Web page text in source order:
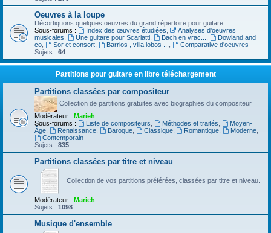
Oeuvres à la loupe
Décortiquons quelques oeuvres du grand répertoire pour guitare
Sous-forums :
Index des œuvres étudiées
Analyses d'oeuvres
musicales
Une guitare pour Scarlatti, Bach en vrac...
Dowland and
co
Sor et consort, Barrios , villa lobos ...
Comparative d'oeuvres
Sujets : 64
Partitions pour guitare en libre téléchargement
Partitions classées par compositeur
Collection de partitions gratuites avec biographies du compositeur
Modérateur : Marieh
Sous-forums :
Liste de compositeurs Méthodes et traités
Moyen-
Âge
Renaissance, Baroque, Classique, Romantique Moderne
Contemporain
Sujets : 835
Partitions classées par titre et niveau
Collection de vos partitions préférées, classées par titre et niveau.
Modérateur : Marieh
Sujets : 1098
Musique d'ensemble